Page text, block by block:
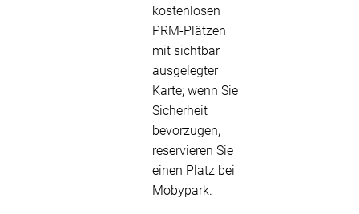
kostenlosen
PRM-Plätzen
mit sichtbar
ausgelegter
Karte; wenn Sie
Sicherheit
bevorzugen,
reservieren Sie
einen Platz bei
Mobypark.